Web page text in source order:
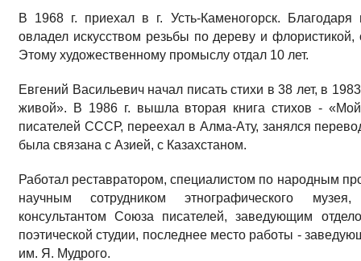
В 1968 г. приехал в г. Усть-Каменогорск.
овладел искусством резьбы по дереву и
Этому художественному промыслу отдал 10 лет.
Евгений Васильевич начал писать стихи в 38 лет, в
живой». В 1986 г. вышла вторая книга стихов -
писателей СССР, переехал в Алма-Ату, занялся
была связана с Азией, с Казахстаном.
Работал реставратором, специалистом по народным
научным сотрудником этнографического музея,
консультантом Союза писателей, заведующим
поэтической студии, последнее место работы -
им. Я. Мудрого.